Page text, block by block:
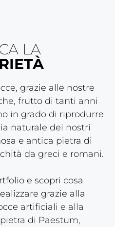
LA
grazie alle nostre
frutto di tanti anni
in grado di riprodurre
naturale dei nostri
e antica pietra di
da greci e romani.
e scopri cosa
grazie alla
artificiali e alla
di Paestum,